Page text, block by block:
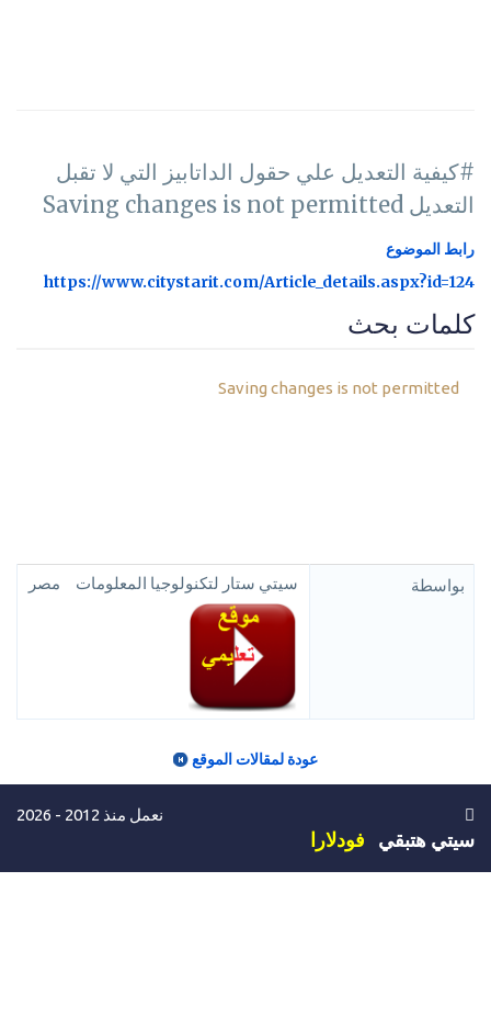
#كيفية التعديل علي حقول الداتابيز التي لا تقبل
التعديل Saving changes is not permitted
رابط الموضوع
https://www.citystarit.com/Article_details.aspx?id=124
كلمات بحث
Saving changes is not permitted
بواسطة مصر سيتي ستار لتكنولوجيا المعلومات
عودة لمقالات الموقع
نعمل منذ 2012 - 2026
سيتي هتبقي فودلارا